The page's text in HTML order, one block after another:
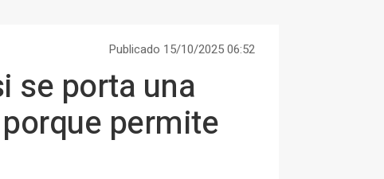
Publicado 15/10/2025 06:52
se porta una
permite